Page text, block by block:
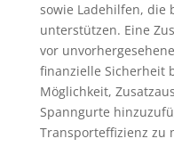
sowie Ladehilfen, die
unterstützen. Eine
vor
finanzielle Sicherheit
Möglichkeit,
Spanngurte
Transporteffizienz zu